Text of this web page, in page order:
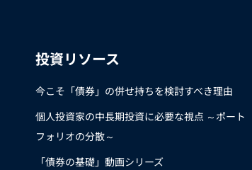
投資リソース
今こそ「債券」の併せ持ちを検討すべき理由
個人投資家の中長期投資に必要な視点 ～ポート
フォリオの分散～
「債券の基礎」動画シリーズ